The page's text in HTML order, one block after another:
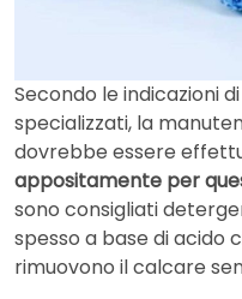
Secondo le indicazioni
specializzati, la
dovrebbe essere
appositamente per
sono consigliati
spesso a base di acido
rimuovono il calcare